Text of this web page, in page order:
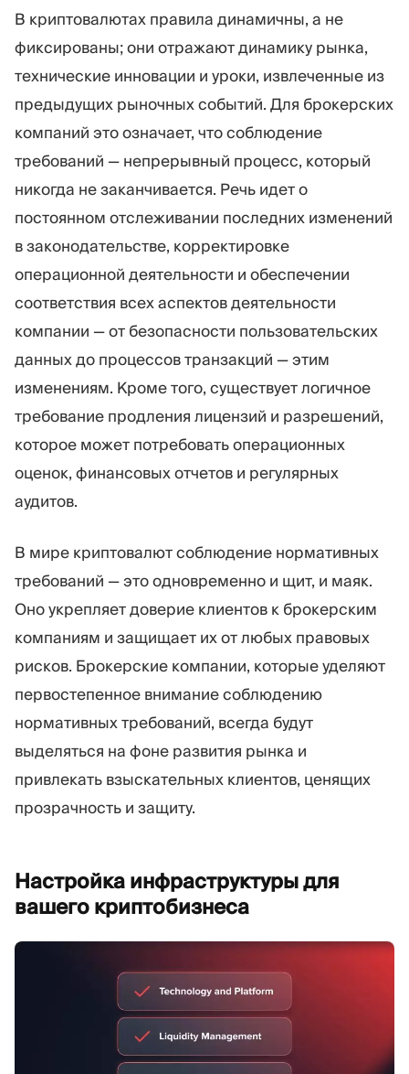
В криптовалютах правила динамичны, а не
фиксированы; они отражают динамику рынка,
технические инновации и уроки, извлеченные из
предыдущих рыночных событий. Для брокерских
компаний это означает, что соблюдение
требований — непрерывный процесс, который
никогда не заканчивается. Речь идет о
постоянном отслеживании последних изменений
в законодательстве, корректировке
операционной деятельности и обеспечении
соответствия всех аспектов деятельности
компании — от безопасности пользовательских
данных до процессов транзакций — этим
изменениям. Кроме того, существует логичное
требование продления лицензий и разрешений,
которое может потребовать операционных
оценок, финансовых отчетов и регулярных
аудитов.
В мире криптовалют соблюдение нормативных
требований — это одновременно и щит, и маяк.
Оно укрепляет доверие клиентов к брокерским
компаниям и защищает их от любых правовых
рисков. Брокерские компании, которые уделяют
первостепенное внимание соблюдению
нормативных требований, всегда будут
выделяться на фоне развития рынка и
привлекать взыскательных клиентов, ценящих
прозрачность и защиту.
Настройка инфраструктуры для
вашего криптобизнеса